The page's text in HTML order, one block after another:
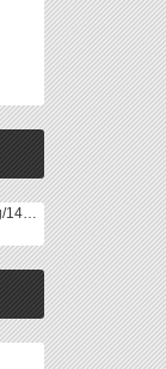
world-weather.ru/pogoda/russia/yekaterinburg/14days/